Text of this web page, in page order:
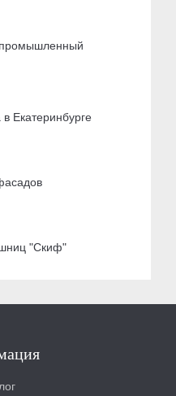
Екатеринбурге
"Скиф"